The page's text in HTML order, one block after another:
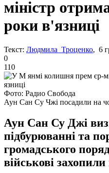
міністр
роки в'язниці
Текст: Людмила Троценко, 6
0
110
Фото: Радио Свобода
Аун Сан Су Чжі посадили на
Аун Сан Су Джі
підбурюванні та
громадського
військові